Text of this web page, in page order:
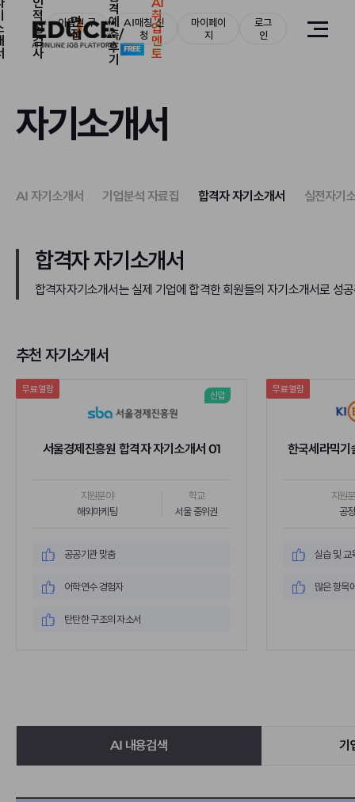
적
성
검
사
면
접
격
예
측/
후
기
취
업
멘
토
이용권 구
매
AI매칭 신
청
마이페이
지
로그
인
자기소개서
AI 자기소개서 기업분석 자료집 합격자 자기소개서 실전자기
합격자 자기소개서
합격자자기소개서는 실제 기업에 합격한 회원들의 자기소개서로 성
추천 자기소개서
무료열람
신입
서울경제진흥원 합격자 자기소개서 01
지원분야
해외마케팅
학교
서울 중위권
공공기관 맞춤
어학연수 경험자
탄탄한 구조의 자소서
무료열람
한국세라믹기
지원
공정
실습 및 교
많은 항목
AI 내용검색 기